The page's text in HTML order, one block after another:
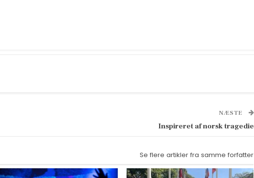
NÆSTE
Inspireret af norsk tragedie
Se flere artikler fra samme forfatter